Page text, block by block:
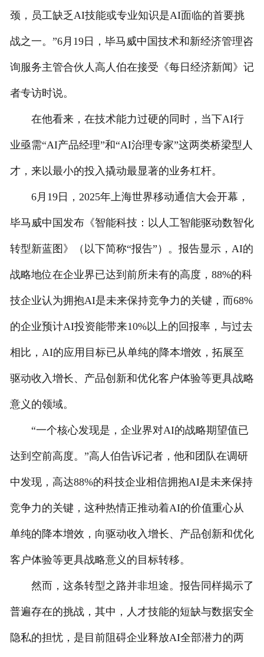
颈，员工缺乏AI技能或专业知识是AI面临的首要挑
战之一。”6月19日，毕马威中国技术和新经济管理咨
询服务主管合伙人高人伯在接受《每日经济新闻》记
者专访时说。
在他看来，在技术能力过硬的同时，当下AI行
业亟需“AI产品经理”和“AI治理专家”这两类桥梁型人
才，来以最小的投入撬动最显著的业务杠杆。
6月19日，2025年上海世界移动通信大会开幕，
毕马威中国发布《智能科技：以人工智能驱动数智化
转型新蓝图》（以下简称“报告”）。报告显示，AI的
战略地位在企业界已达到前所未有的高度，88%的科
技企业认为拥抱AI是未来保持竞争力的关键，而68%
的企业预计AI投资能带来10%以上的回报率，与过去
相比，AI的应用目标已从单纯的降本增效，拓展至
驱动收入增长、产品创新和优化客户体验等更具战略
意义的领域。
“一个核心发现是，企业界对AI的战略期望值已
达到空前高度。”高人伯告诉记者，他和团队在调研
中发现，高达88%的科技企业相信拥抱AI是未来保持
竞争力的关键，这种热情正推动着AI的价值重心从
单纯的降本增效，向驱动收入增长、产品创新和优化
客户体验等更具战略意义的目标转移。
然而，这条转型之路并非坦途。报告同样揭示了
普遍存在的挑战，其中，人才技能的短缺与数据安全
隐私的担忧，是目前阻碍企业释放AI全部潜力的两